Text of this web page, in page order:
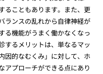
ることもあります。また、更
ランスの乱れから自律神経が
る機能がうまく働かなくなっ
するメリットは、単なるマッ
因的なむくみ」に対して、ホ
アプローチができる点にあり